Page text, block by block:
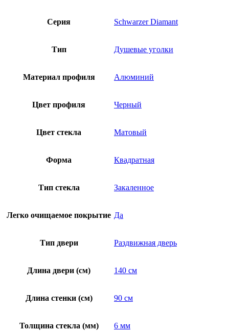
Серия Schwarzer Diamant
Тип Душевые уголки
Материал профиля Алюминий
Цвет профиля Черный
Цвет стекла Матовый
Форма Квадратная
Тип стекла Закаленное
Легко очищаемое покрытие Да
Тип двери Раздвижная дверь
Длина двери (см) 140 см
Длина стенки (см) 90 см
Толщина стекла (мм) 6 мм